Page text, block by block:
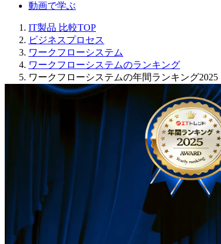
動画で学ぶ
IT製品 比較TOP
ビジネスプロセス
ワークフローシステム
ワークフローシステムのランキング
ワークフローシステムの年間ランキング2025